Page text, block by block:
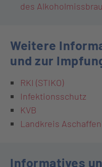
des
Weitere
und zur
RKI (STIKO)
Infektionsschutz
KVB
Landkreis
Informatives